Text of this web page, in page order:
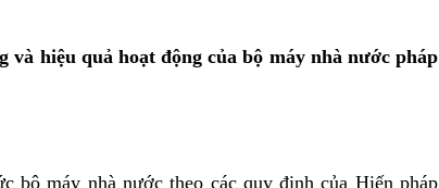
và hiệu quả hoạt động của bộ máy nhà nước pháp
bộ máy nhà nước theo các quy định của Hiến pháp